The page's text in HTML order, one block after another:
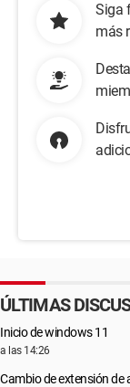
Siga
más
ÚLTIMAS
Inicio de windows 11
a las 14:26
Cambio de extensión de